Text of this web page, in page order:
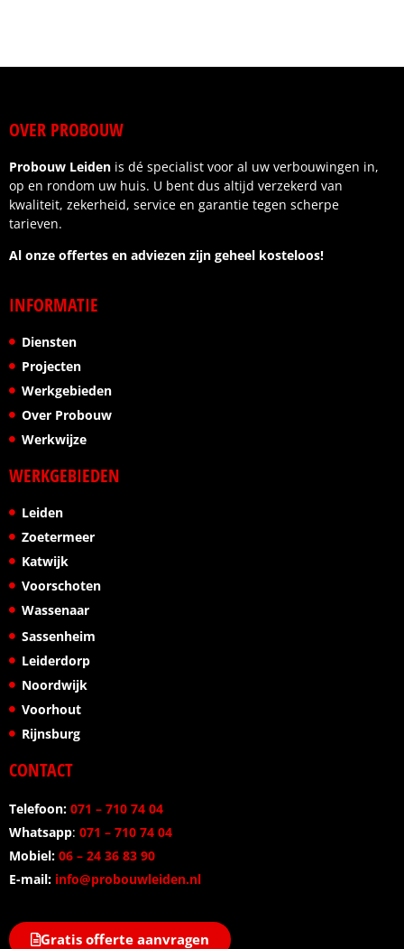
OVER PROBOUW
Probouw Leiden is dé specialist voor al uw verbouwingen in,
op en rondom uw huis. U bent dus altijd verzekerd van
kwaliteit, zekerheid, service en garantie tegen scherpe
tarieven.
Al onze offertes en adviezen zijn geheel kosteloos!
INFORMATIE
Diensten
Projecten
Werkgebieden
Over Probouw
Werkwijze
WERKGEBIEDEN
Leiden
Zoetermeer
Katwijk
Voorschoten
Wassenaar
Sassenheim
Leiderdorp
Noordwijk
Voorhout
Rijnsburg
CONTACT
Telefoon: 071 – 710 74 04
Whatsapp: 071 – 710 74 04
Mobiel: 06 – 24 36 83 90
E-mail: info@probouwleiden.nl
Gratis offerte aanvragen